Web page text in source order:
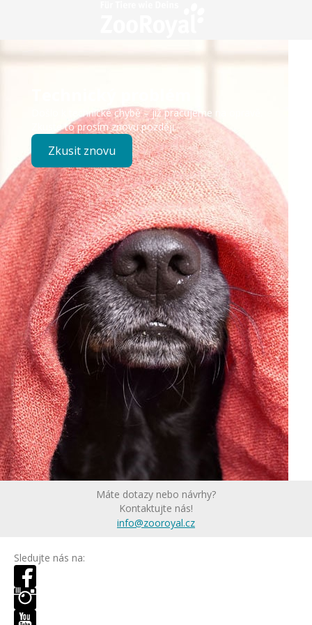
Došlo k technické chybě – již pracujeme na opravě.
Zkuste to prosím znovu později.
Zkusit znovu
Máte dotazy nebo návrhy?
Kontaktujte nás!
info@zooroyal.cz
Sledujte nás na: